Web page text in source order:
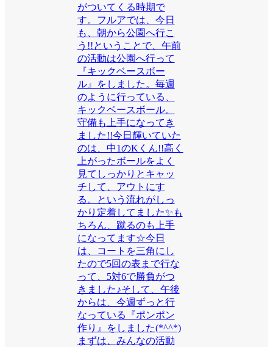
がついてくる時期で
す。フルアでは、今日
も、朝から公園へ行こ
う!!ということで、午前
の活動は公園へ行って
『キックベースボー
ル』をしました。毎週
のように行っている、
キックベースボール。
守備も上手になってき
ました!!今日輝いていた
のは、中1のKくん!!高く
上がったボールをよく
見てしっかりとキャッ
チして、アウトにす
る。という流れがしっ
かり定着してました✨も
ちろん、蹴るのも上手
になってます☆今日
は、コートを三角にし
たので5回の表まで行な
って、5対6で勝負がつ
きました♪そして、午後
からは、今週ずっと行
なっている『ポンポン
作り』をしました(*^^*)
まずは、みんなの活動